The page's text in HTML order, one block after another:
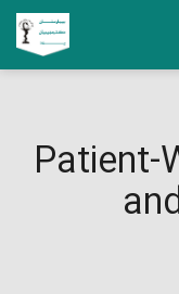
Patient-